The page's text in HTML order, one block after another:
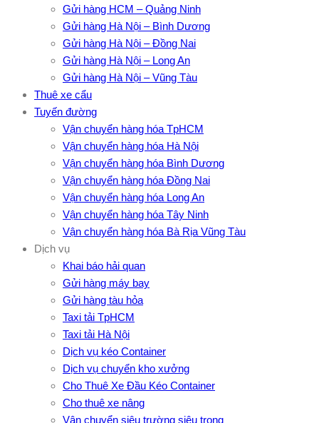
Gửi hàng HCM – Quảng Ninh
Gửi hàng Hà Nội – Bình Dương
Gửi hàng Hà Nội – Đồng Nai
Gửi hàng Hà Nội – Long An
Gửi hàng Hà Nội – Vũng Tàu
Thuê xe cẩu
Tuyến đường
Vận chuyển hàng hóa TpHCM
Vận chuyển hàng hóa Hà Nội
Vận chuyển hàng hóa Bình Dương
Vận chuyển hàng hóa Đồng Nai
Vận chuyển hàng hóa Long An
Vận chuyển hàng hóa Tây Ninh
Vận chuyển hàng hóa Bà Rịa Vũng Tàu
Dịch vụ
Khai báo hải quan
Gửi hàng máy bay
Gửi hàng tàu hỏa
Taxi tải TpHCM
Taxi tải Hà Nội
Dịch vụ kéo Container
Dịch vụ chuyển kho xưởng
Cho Thuê Xe Đầu Kéo Container
Cho thuê xe nâng
Vận chuyển siêu trường siêu trọng